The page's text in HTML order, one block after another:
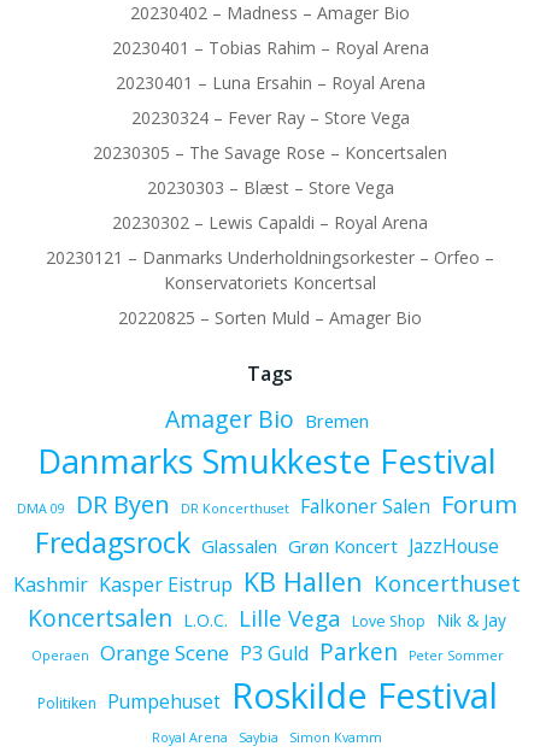
20230402 – Madness – Amager Bio
20230401 – Tobias Rahim – Royal Arena
20230401 – Luna Ersahin – Royal Arena
20230324 – Fever Ray – Store Vega
20230305 – The Savage Rose – Koncertsalen
20230303 – Blæst – Store Vega
20230302 – Lewis Capaldi – Royal Arena
20230121 – Danmarks Underholdningsorkester – Orfeo –
Konservatoriets Koncertsal
20220825 – Sorten Muld – Amager Bio
Tags
Amager Bio Bremen
Danmarks Smukkeste Festival
DMA 09 DR Byen DR Koncerthuset Falkoner Salen Forum
Fredagsrock Glassalen Grøn Koncert JazzHouse
Kashmir Kasper Eistrup KB Hallen Koncerthuset
Koncertsalen L.O.C. Lille Vega Love Shop Nik & Jay
Operaen Orange Scene P3 Guld Parken Peter Sommer
Politiken Pumpehuset Roskilde Festival
Royal Arena Saybia Simon Kvamm